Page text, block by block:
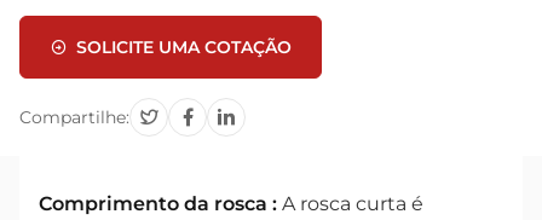
SOLICITE UMA COTAÇÃO
Compartilhe:
Comprimento da rosca : A rosca curta é